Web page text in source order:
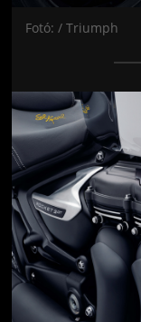
Fotó: / Triumph